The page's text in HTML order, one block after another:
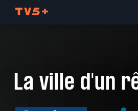
La ville d'un